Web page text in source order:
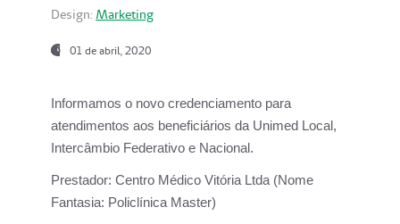
Design: Marketing
01 de abril, 2020
Informamos o novo credenciamento para
atendimentos aos beneficiários da Unimed Local,
Intercâmbio Federativo e Nacional.
Prestador: Centro Médico Vitória Ltda (Nome
Fantasia: Policlínica Master)